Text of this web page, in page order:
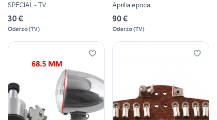
SPECIAL - TV
30 €
Oderzo(TV)
Aprilia epoca
90 €
Oderzo(TV)